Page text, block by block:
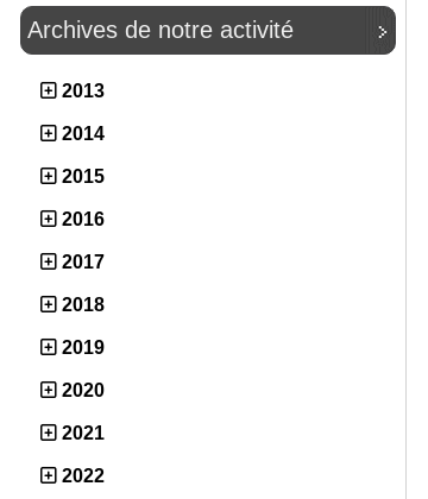
Archives de notre activité
2013
2014
2015
2016
2017
2018
2019
2020
2021
2022